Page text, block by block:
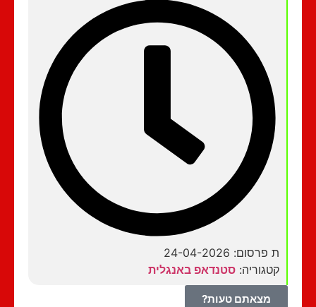
ת פרסום: 24-04-2026
קטגוריה:סטנדאפ באנגלית
מצאתם טעות?